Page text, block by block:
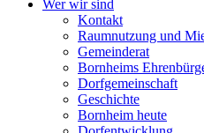
Wer wir sind
Kontakt
Raumnutzung und
Gemeinderat
Bornheims
Dorfgemeinschaft
Geschichte
Bornheim heute